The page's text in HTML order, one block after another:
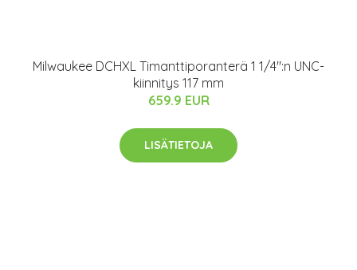
Milwaukee DCHXL Timanttiporanterä 1 1/4":n UNC-
kiinnitys 117 mm
659.9 EUR
LISÄTIETOJA